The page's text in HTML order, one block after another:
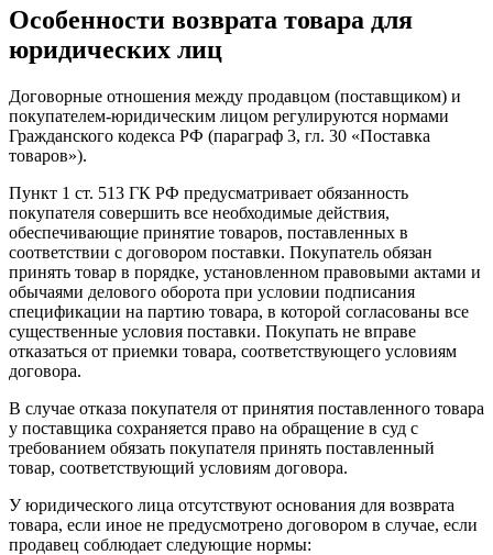
Особенности возврата товара для
юридических лиц
Договорные отношения между продавцом (поставщиком) и
покупателем-юридическим лицом регулируются нормами
Гражданского кодекса РФ (параграф 3, гл. 30 «Поставка
товаров»).
Пункт 1 ст. 513 ГК РФ предусматривает обязанность
покупателя совершить все необходимые действия,
обеспечивающие принятие товаров, поставленных в
соответствии с договором поставки. Покупатель обязан
принять товар в порядке, установленном правовыми актами и
обычаями делового оборота при условии подписания
спецификации на партию товара, в которой согласованы все
существенные условия поставки. Покупать не вправе
отказаться от приемки товара, соответствующего условиям
договора.
В случае отказа покупателя от принятия поставленного товара
у поставщика сохраняется право на обращение в суд с
требованием обязать покупателя принять поставленный
товар, соответствующий условиям договора.
У юридического лица отсутствуют основания для возврата
товара, если иное не предусмотрено договором в случае, если
продавец соблюдает следующие нормы: